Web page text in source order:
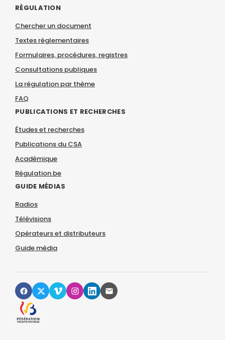
RÉGULATION
Chercher un document
Textes réglementaires
Formulaires, procédures, registres
Consultations publiques
La régulation par thème
FAQ
PUBLICATIONS ET RECHERCHES
Études et recherches
Publications du CSA
Académique
Régulation.be
GUIDE MÉDIAS
Radios
Télévisions
Opérateurs et distributeurs
Guide média